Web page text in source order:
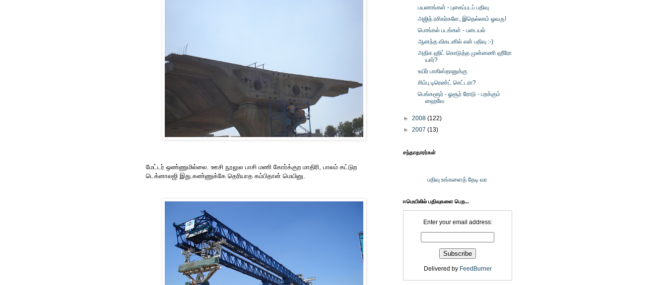
மேட்டர் ஒண்ணுமில்லை. ஊசி நூலுல பாசி மணி கோர்க்குற மாதிரி, பாலம் கட்டுற
டெக்னாலஜி இது.கண்ணுக்கே தெரியாத கம்பிதான் மெயினு.
பயணங்கள் - புகைப்படப் பதிவு
அஜித் ரசிகர்களே, இதெல்லாம் ஓவரு!
பொங்கல் படங்கள் - படையல்
ஆனந்த விகடனில் என் பதிவு :-)
அதிக ஹிட் கொடுத்த முன்னணி ஹீரோ
யார்?
உயிர் பாகிஸ்தானுக்கு
சிம்பு டிரெண்ட் செட்டரா?
பெங்களூர் - ஓசூர் ரோடு - பறக்கும்
ஹைவே
► 2008 (122)
► 2007 (13)
சந்தாதாரர்கள்
பதிவு உங்களைத் தேடி வர
ஈமெயிலில் பதிவுகளை பெற...
Enter your email address:
Delivered by FeedBurner